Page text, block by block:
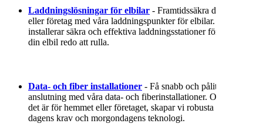
Laddningslösningar för elbilar - Framtidssäkra ditt hem
eller företag med våra laddningspunkter för elbilar. Vi
installerar säkra och effektiva laddningsstationer för att hålla
din elbil redo att rulla.
Data- och fiber installationer - Få snabb och pålitlig
anslutning med våra data- och fiberinstallationer. Oavsett om
det är för hemmet eller företaget, skapar vi robusta nätverk för
dagens krav och morgondagens teknologi.